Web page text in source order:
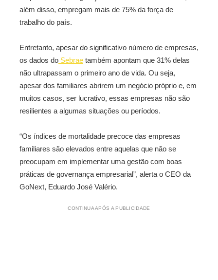
além disso, empregam mais de 75% da força de
trabalho do país.
Entretanto, apesar do significativo número de empresas,
os dados do Sebrae também apontam que 31% delas
não ultrapassam o primeiro ano de vida. Ou seja,
apesar dos familiares abrirem um negócio próprio e, em
muitos casos, ser lucrativo, essas empresas não são
resilientes a algumas situações ou períodos.
“Os índices de mortalidade precoce das empresas
familiares são elevados entre aquelas que não se
preocupam em implementar uma gestão com boas
práticas de governança empresarial”, alerta o CEO da
GoNext, Eduardo José Valério.
CONTINUA APÓS A PUBLICIDADE